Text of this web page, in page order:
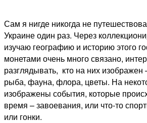
Сам я нигде никогда не
Украине один раз. Через
изучаю географию и историю этого
монетами очень много связано,
разглядывать, кто на них
рыба, фауна, флора, цветы. На
изображены события, которые
время – завоевания, или что-то
или гонки.